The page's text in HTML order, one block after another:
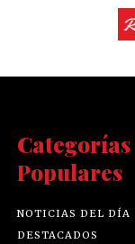
Categorías
Populares
NOTICIAS DEL DÍA
DESTACADOS